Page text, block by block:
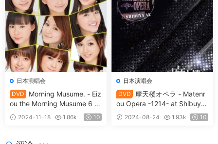
日本演唱会
DVD
Morning Musume. - Eiz
ou the Morning Musume 6 ~
Single M Clips~ 2011 [DVD I
SO 3.94GB]
2024-11-18 1.86k 10
日本演唱会
DVD
摩天楼オペラ - Matenr
ou Opera -1214- at Shibuya
AX 2011 [DVD ISO 6.92GB]
2024-08-24 1.93k 10